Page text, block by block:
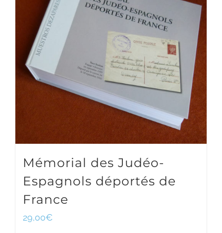
Mémorial des Judéo-
Espagnols déportés de
France
29,00€